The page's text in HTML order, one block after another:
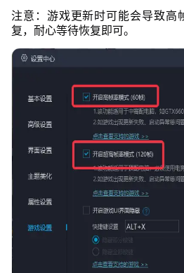
注意：游戏更新时可能会导致高
复，耐心等待恢复即可。